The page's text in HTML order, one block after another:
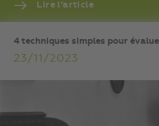
Lire l’article
4 techniques simples pour
23/11/2023